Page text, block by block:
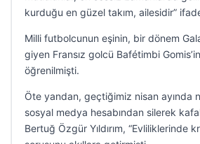
kurduğu en güzel takım, ailesidir”
Milli futbolcunun eşinin, bir dönem
giyen Fransız golcü Bafétimbi
öğrenilmişti.
Öte yandan, geçtiğimiz nisan ayında
sosyal medya hesabından silerek
Bertuğ Özgür Yıldırım, “Evliliklerinde